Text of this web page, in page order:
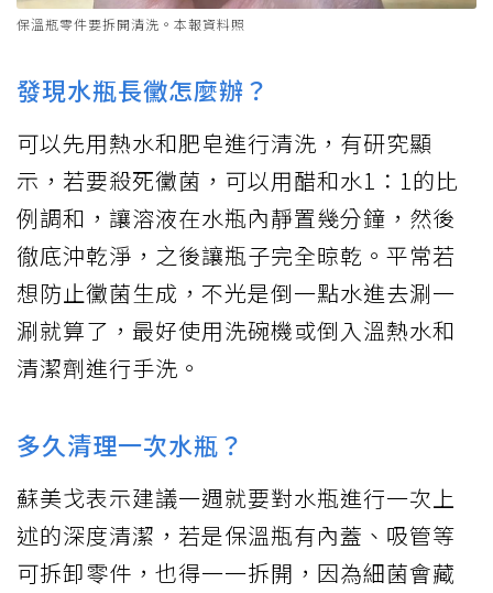
保溫瓶零件要拆開清洗。本報資料照
發現水瓶長黴怎麼辦？
可以先用熱水和肥皂進行清洗，有研究顯
示，若要殺死黴菌，可以用醋和水1：1的比
例調和，讓溶液在水瓶內靜置幾分鐘，然後
徹底沖乾淨，之後讓瓶子完全晾乾。平常若
想防止黴菌生成，不光是倒一點水進去涮一
涮就算了，最好使用洗碗機或倒入溫熱水和
清潔劑進行手洗。
多久清理一次水瓶？
蘇美戈表示建議一週就要對水瓶進行一次上
述的深度清潔，若是保溫瓶有內蓋、吸管等
可拆卸零件，也得一一拆開，因為細菌會藏